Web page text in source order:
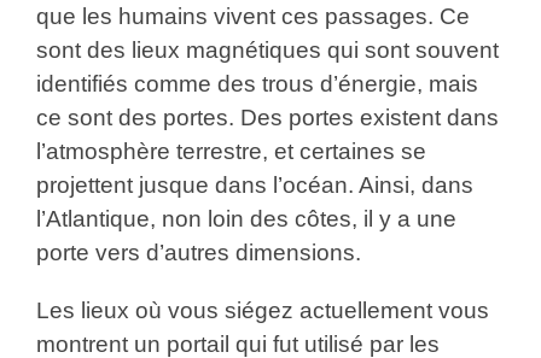
que les humains vivent ces passages. Ce
sont des lieux magnétiques qui sont souvent
identifiés comme des trous d’énergie, mais
ce sont des portes. Des portes existent dans
l’atmosphère terrestre, et certaines se
projettent jusque dans l’océan. Ainsi, dans
l’Atlantique, non loin des côtes, il y a une
porte vers d’autres dimensions.
Les lieux où vous siégez actuellement vous
montrent un portail qui fut utilisé par les